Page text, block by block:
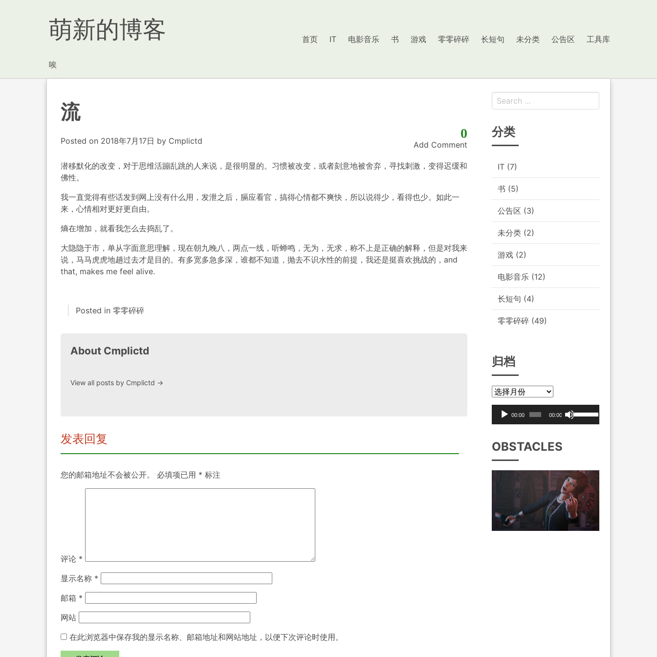
萌新的博客
唉
首页 IT 电影音乐 书 游戏 零零碎碎 长短句 未分类 公告区 工具库
流
0
Add Comment
Posted on 2018年7月17日 by Cmplictd
潜移默化的改变，对于思维活蹦乱跳的人来说，是很明显的。习惯被改变，或者刻意地被舍弃，寻找刺激，变得迟缓和
佛性。
我一直觉得有些话发到网上没有什么用，发泄之后，膈应看官，搞得心情都不爽快，所以说得少，看得也少。如此一
来，心情相对更好更自由。
熵在增加，就看我怎么去捣乱了。
大隐隐于市，单从字面意思理解，现在朝九晚八，两点一线，听蝉鸣，无为，无求，称不上是正确的解释，但是对我来
说，马马虎虎地趟过去才是目的。有多宽多急多深，谁都不知道，抛去不识水性的前提，我还是挺喜欢挑战的，and
that, makes me feel alive.
Posted in 零零碎碎
About Cmplictd
View all posts by Cmplictd →
发表回复
您的邮箱地址不会被公开。 必填项已用 * 标注
评论 *
显示名称 *
邮箱 *
网站
在此浏览器中保存我的显示名称、邮箱地址和网站地址，以便下次评论时使用。
分类
IT (7)
书 (5)
公告区 (3)
未分类 (2)
游戏 (2)
电影音乐 (12)
长短句 (4)
零零碎碎 (49)
归档
放
00:00 00:00
使
箭
头
键
来
增
高
OBSTACLES